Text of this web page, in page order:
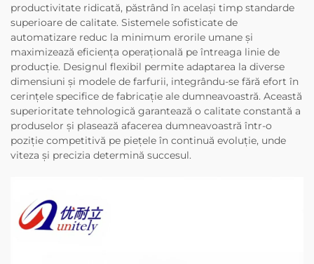
productivitate ridicată, păstrând în același timp standarde
superioare de calitate. Sistemele sofisticate de
automatizare reduc la minimum erorile umane și
maximizează eficiența operațională pe întreaga linie de
producție. Designul flexibil permite adaptarea la diverse
dimensiuni și modele de farfurii, integrându-se fără efort în
cerințele specifice de fabricație ale dumneavoastră. Această
superioritate tehnologică garantează o calitate constantă a
produselor și plasează afacerea dumneavoastră într-o
poziție competitivă pe piețele în continuă evoluție, unde
viteza și precizia determină succesul.